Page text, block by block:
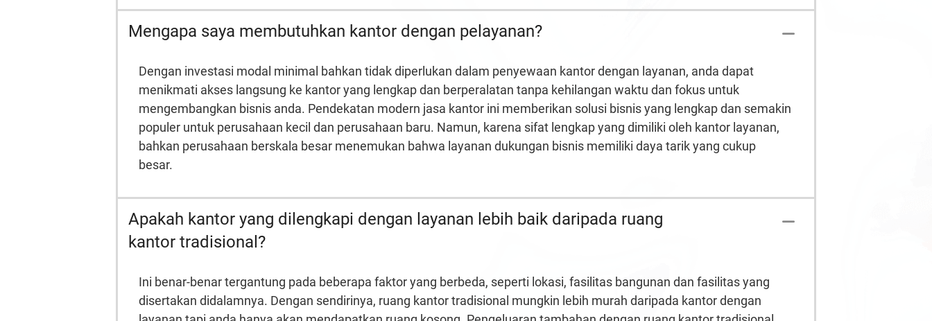
Mengapa saya membutuhkan kantor dengan pelayanan?
Dengan investasi modal minimal bahkan tidak diperlukan dalam penyewaan kantordengan layanan, anda dapat
menikmati akses langsung ke kantor yang lengkap dan berperalatan tanpa kehilangan waktu dan fokus untuk
mengembangkan bisnis anda. Pendekatan modern jasa kantor ini memberikan solusi bisnis yang lengkapdan semakin
populer untuk perusahaan kecil dan perusahaan baru. Namun, karena sifat lengkap yang dimiliki oleh kantor layanan,
bahkan perusahaan berskala besar menemukan bahwa layanan dukungan bisnis memiliki daya tarik yang cukup
besar.
Apakah kantor yang dilengkapi dengan layanan lebih baik daripada ruang
kantor tradisional?
Ini benar-benar tergantung pada beberapa faktor yang berbeda, seperti lokasi, fasilitas bangunan dan fasilitas yang
disertakan didalamnya. Dengan sendirinya, ruang kantor tradisional mungkin lebih murah daripada kantor dengan